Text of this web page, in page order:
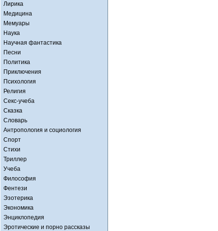
Лирика
Медицина
Мемуары
Наука
Научная фантастика
Песни
Политика
Приключения
Психология
Религия
Секс-учеба
Сказка
Словарь
Антропология и социология
Спорт
Стихи
Триллер
Учеба
Философия
Фентези
Эзотерика
Экономика
Энциклопедия
Эротические и порно рассказы